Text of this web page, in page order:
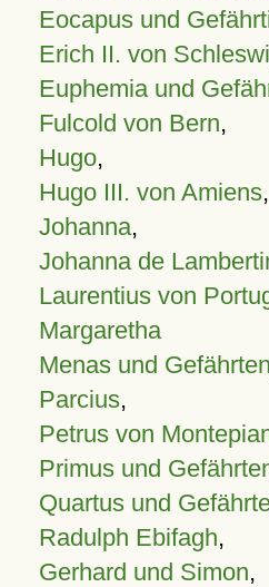
Eocapus und
Erich II. von
Euphemia und
Fulcold von Bern,
Hugo,
Hugo III. von Amiens,
Johanna,
Johanna de
Laurentius von
Margaretha
Menas und Gefährten
Parcius,
Petrus von
Primus und
Quartus und
Radulph Ebifagh,
Gerhard und Simon,